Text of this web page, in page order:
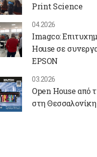
Print Science
04.2026
Imagco:
House σε
EPSON
03.2026
Open House από
στη Θεσσαλονίκη